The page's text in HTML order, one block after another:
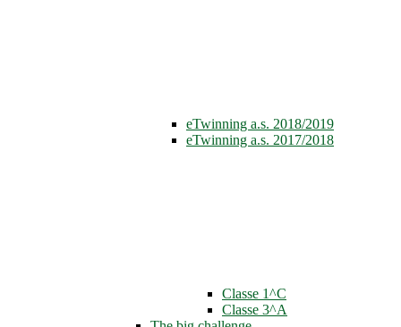
eTwinning a.s. 2018/2019
eTwinning a.s. 2017/2018
Classe 1^C
Classe 3^A